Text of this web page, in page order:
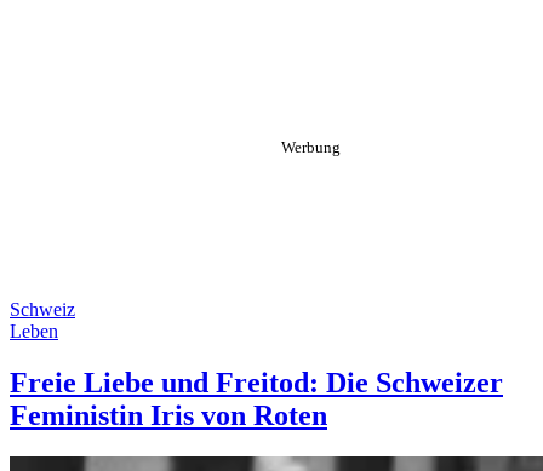
Schweiz
Leben
Freie Liebe und Freitod: Die Schweizer
Feministin Iris von Roten